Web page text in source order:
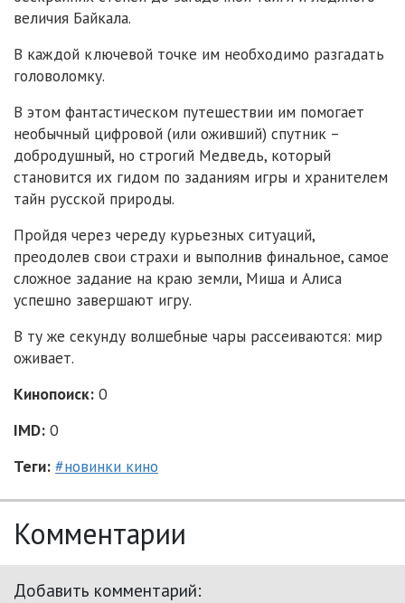
величия Байкала.
В каждой ключевой точке им необходимо разгадать
головоломку.
В этом фантастическом путешествии им помогает
необычный цифровой (или оживший) спутник –
добродушный, но строгий Медведь, который
становится их гидом по заданиям игры и хранителем
тайн русской природы.
Пройдя через череду курьезных ситуаций,
преодолев свои страхи и выполнив финальное, самое
сложное задание на краю земли, Миша и Алиса
успешно завершают игру.
В ту же секунду волшебные чары рассеиваются: мир
оживает.
Кинопоиск: 0
IMD: 0
Теги: #новинки кино
Комментарии
Добавить комментарий: